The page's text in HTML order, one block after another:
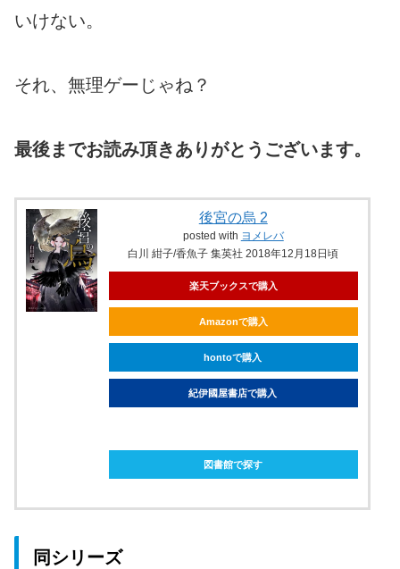
いけない。
それ、無理ゲーじゃね？
最後までお読み頂きありがとうございます。
後宮の烏 2
posted with ヨメレバ
白川 紺子/香魚子 集英社 2018年12月18日頃
楽天ブックスで購入
Amazonで購入
hontoで購入
紀伊國屋書店で購入
図書館で探す
同シリーズ